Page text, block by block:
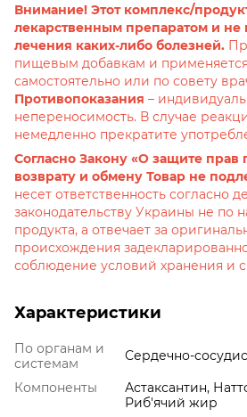
Внимание! Этот комплекс/
лекарственным препаратом и не
лечения каких-либо болезней.
пищевым добавкам и
самостоятельно или по совету
Противопоказания –
непереносимость. В случае
немедленно прекратите
Согласно Закону «О защите прав
возврату и обмену Товар не
несет ответственность согласно
законодательству Украины не по
продукта, а отвечает за
происхождения
соблюдение условий хранения и
Характеристики
По органам и
системам
Сердечно-
Компоненты
Астаксантин,
Риб'ячий жир